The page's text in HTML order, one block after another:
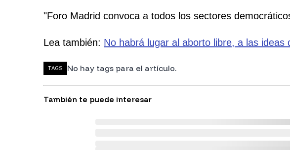
"Foro Madrid convoca a todos los sectores
Lea también: No habrá lugar al aborto libre, a las
TAGS No hay tags para el artículo.
También te puede interesar